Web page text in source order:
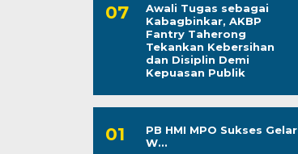
Awali Tugas sebagai
Kabagbinkar, AKBP
Fantry Taherong
Tekankan Kebersihan
dan Disiplin Demi
Kepuasan Publik
PB HMI MPO Sukses Gelar
W...